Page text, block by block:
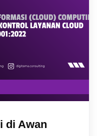
di Awan